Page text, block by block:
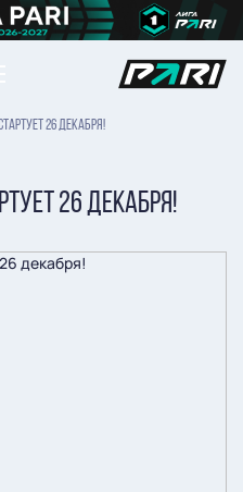
26 ДЕКАБРЯ!
26 ДЕКАБРЯ!